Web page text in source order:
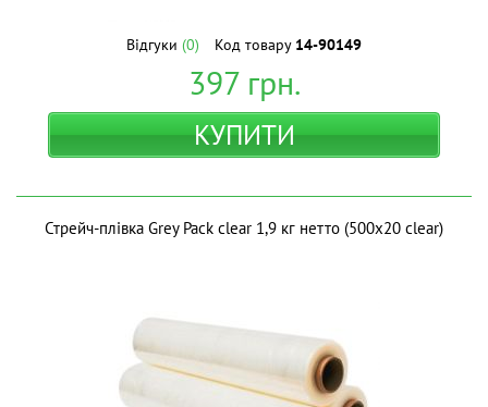
Відгуки (0) Код товару 14-90149
397грн.
КУПИТИ
Стрейч-плівка Grey Pack clear 1,9 кг нетто (500х20 clear)